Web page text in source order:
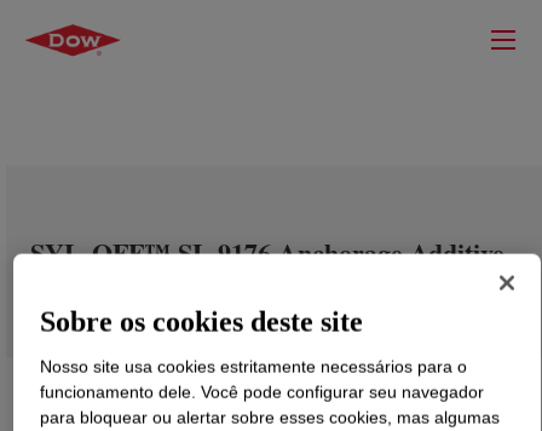
SYL-OFF™ SL 9176 Anchorage Additive
Sobre os cookies deste site
Nosso site usa cookies estritamente necessários para o
funcionamento dele. Você pode configurar seu navegador
para bloquear ou alertar sobre esses cookies, mas algumas